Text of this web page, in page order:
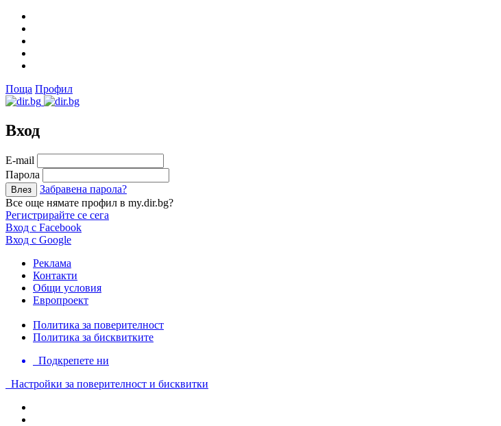
Поща Профил
Вход
Е-mail
Парола
Забравена парола?
Все още нямате профил в my.dir.bg?
Регистрирайте се сега
Вход с Facebook
Вход с Google
Реклама
Контакти
Общи условия
Европроект
Политика за поверителност
Политика за бисквитките
Подкрепете ни
Настройки за поверителност и бисквитки